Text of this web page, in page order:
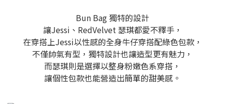
Bun Bag 獨特的設計
讓Jessi、RedVelvet 瑟琪都愛不釋手，
在穿搭上Jessi以性感的全身牛仔穿搭配綠色包款，
不僅帥氣有型，獨特設計也讓造型更有魅力，
而瑟琪則是選擇以整身粉嫩色系穿搭，
讓個性包款也能營造出簡單的甜美感。